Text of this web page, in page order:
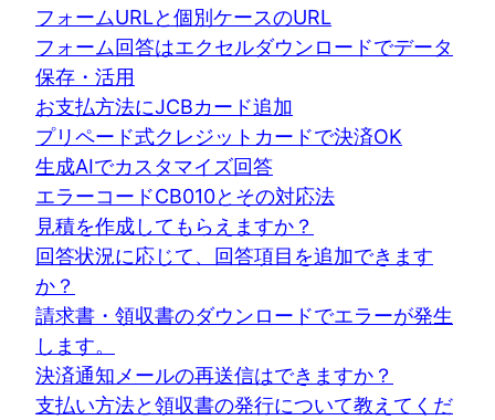
フォームURLと個別ケースのURL
フォーム回答はエクセルダウンロードでデータ
保存・活用
お支払方法にJCBカード追加
プリペード式クレジットカードで決済OK
生成AIでカスタマイズ回答
エラーコードCB010とその対応法
見積を作成してもらえますか？
回答状況に応じて、回答項目を追加できます
か？
請求書・領収書のダウンロードでエラーが発生
します。
決済通知メールの再送信はできますか？
支払い方法と領収書の発行について教えてくだ